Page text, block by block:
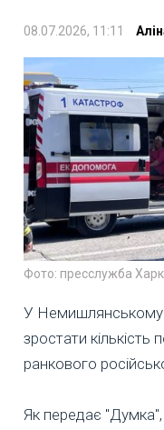
08.07.2026, 11:11
Фото: пресслужба
У Немишлянському
зростати
ранкового
Як передає